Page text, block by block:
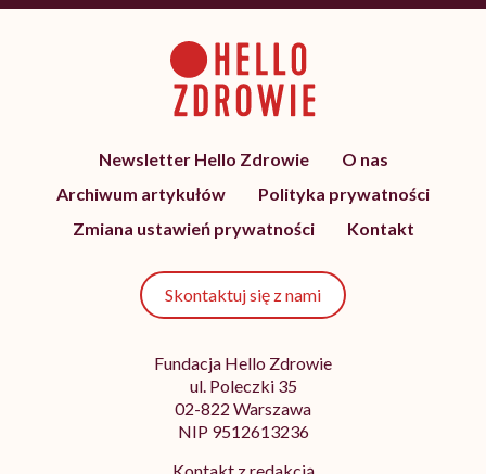
Newsletter Hello Zdrowie
O nas
Archiwum artykułów
Polityka prywatności
Zmiana ustawień prywatności
Kontakt
Skontaktuj się z nami
Fundacja Hello Zdrowie
ul. Poleczki 35
02-822 Warszawa
NIP 9512613236
Kontakt z redakcją